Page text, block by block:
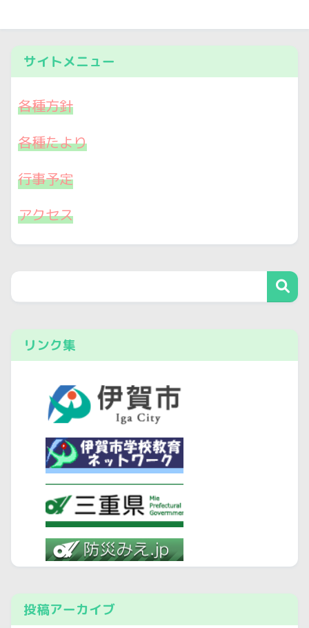
サイトメニュー
各種方針
各種たより
行事予定
アクセス
リンク集
投稿アーカイブ